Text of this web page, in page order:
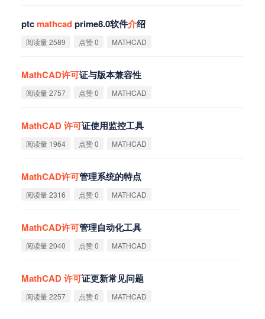
ptc mathcadprime8.0软件介绍‌
阅读量 2589 点赞 0 MATHCAD
MathCAD许可证与版本兼容性
阅读量 2757 点赞 0 MATHCAD
MathCAD许可证使用监控工具
阅读量 1964 点赞 0 MATHCAD
MathCAD许可管理系统的特点
阅读量 2316 点赞 0 MATHCAD
MathCAD许可管理自动化工具
阅读量 2040 点赞 0 MATHCAD
MathCAD许可证更新常见问题
阅读量 2257 点赞 0 MATHCAD